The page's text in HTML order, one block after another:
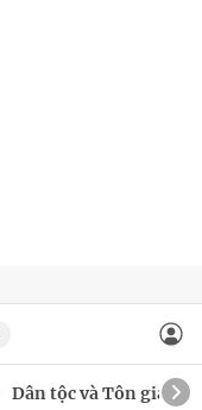
Dân tộc và Tôn giáo